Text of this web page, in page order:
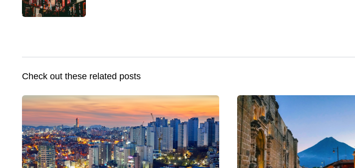
Check out these related posts